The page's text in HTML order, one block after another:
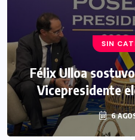
SIN
Félix Ulloa
Vicepresidente
6